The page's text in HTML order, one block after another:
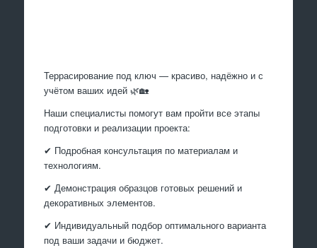
Террасирование под ключ — красиво, надёжно и с
учётом ваших идей 🌿🏡
Наши специалисты помогут вам пройти все этапы
подготовки и реализации проекта:
✔ Подробная консультация по материалам и
технологиям.
✔ Демонстрация образцов готовых решений и
декоративных элементов.
✔ Индивидуальный подбор оптимального варианта
под ваши задачи и бюджет.